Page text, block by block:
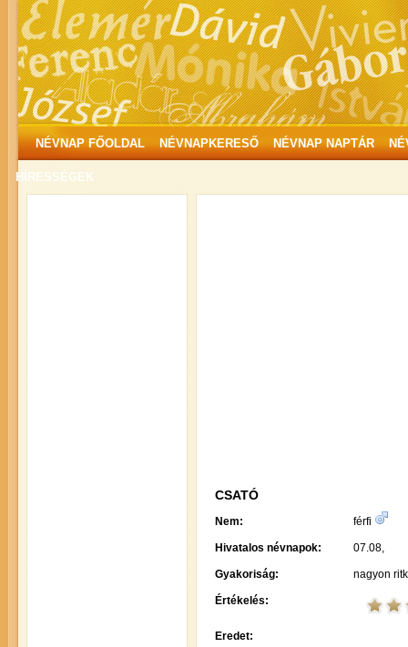
NÉVNAP FŐOLDAL NÉVNAPKERESŐ NÉVNAP NAPTÁR
HÍRESSÉGEK
CSATÓ
Nem: férfi
Hivatalos névnapok: 07.08,
Gyakoriság: nagyon
Értékelés:
Eredet: